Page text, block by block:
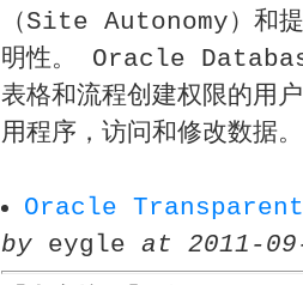
（Site Autonomy）和提
明性。 Oracle
表格和流程创建权限的用
用程序，访问和修改数据。
Oracle
by eygle at 2011-